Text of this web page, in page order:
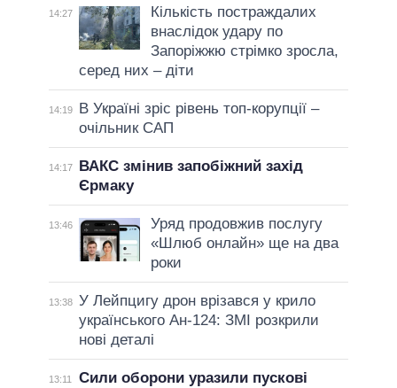
14:27
Кількість постраждалих
внаслідок удару по
Запоріжжю стрімко зросла,
серед них – діти
14:19
В Україні зріс рівень топ-корупції –
очільник САП
14:17
ВАКС змінив запобіжний захід
Єрмаку
13:46
Уряд продовжив послугу
«Шлюб онлайн» ще на два
роки
13:38 У Лейпцигу дрон врізався у крило
українського Ан-124: ЗМІ розкрили
нові деталі
13:11
Сили оборони уразили пускові